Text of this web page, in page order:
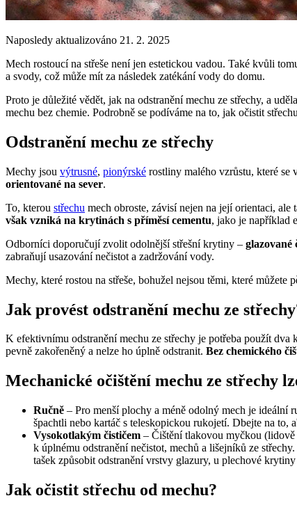
Naposledy aktualizováno 21. 2. 2025
Mech rostoucí na střeše není jen estetickou vadou. Také kvůli
a svody, což může mít za následek zatékání vody do domu.
Proto je důležité vědět, jak na odstranění mechu ze střechy, a
mechu bez chemie. Podrobně se podíváme na to, jak očistit
Odstranění mechu ze střechy
Mechy jsou výtrusné, pionýrské rostliny malého vzrůstu, které se
orientované na sever.
To, kterou střechu mech obroste, závisí nejen na její orientaci, ale
však vzniká na krytinách s příměsí cementu, jako je například
Odborníci doporučují zvolit odolnější střešní krytiny – glazované
zabraňují usazování nečistot a zadržování vody.
Mechy, které rostou na střeše, bohužel nejsou těmi, které můžete
Jak provést odstranění mechu ze
K efektivnímu odstranění mechu ze střechy je potřeba použít dva
pevně zakořeněný a nelze ho úplně odstranit. Bez chemického
Mechanické očištění mechu ze střechy
Ručně – Pro menší plochy a méně odolný mech je ideální
špachtli nebo kartáč s teleskopickou rukojetí. Dbejte na to,
Vysokotlakým čističem – Čištění tlakovou myčkou
k úplnému odstranění nečistot, mechů a lišejníků ze
tašek způsobit odstranění vrstvy glazury, u plechové
Jak očistit střechu od mechu?